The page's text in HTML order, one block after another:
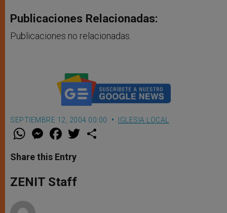
Publicaciones Relacionadas:
Publicaciones no relacionadas.
SEPTIEMBRE 12, 2004 00:00 IGLESIA LOCAL
W
t
s
p
p
M
e
s
e
g
e
F
a
e
b
o
k
w
Share this Entry
ZENIT Staff